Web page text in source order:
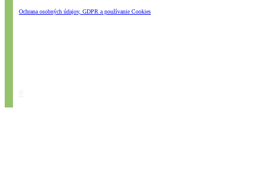
Ochrana osobných údajov, GDPR a používanie Cookies